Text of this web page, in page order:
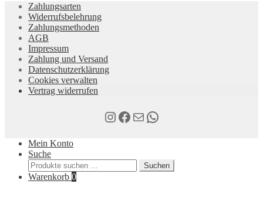
Zahlungsarten
Widerrufsbelehrung
Zahlungsmethoden
AGB
Impressum
Zahlung und Versand
Datenschutzerklärung
Cookies verwalten
Vertrag widerrufen
Instagram
Facebook
E-MailWhatsApp
Mein Konto
Suche
Suchen
nach:
Suchen
Warenkorb 0